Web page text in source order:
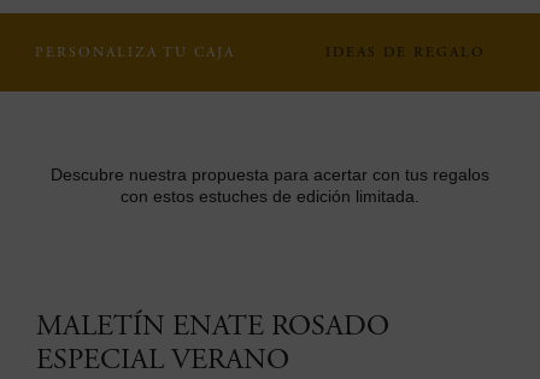
PERSONALIZA TU CAJA IDEAS DE REGALO
Descubre nuestra propuesta para acertar con tus regalos
con estos estuches de edición limitada.
MALETÍN ENATE ROSADO
ESPECIAL VERANO